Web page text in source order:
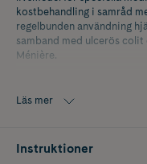
kostbehandling i samråd
regelbunden användning
samband med ulcerös
Ménière.
produktionsmetod. SPC
ett potent medel mot diarré.
Läs mer
Instruktioner